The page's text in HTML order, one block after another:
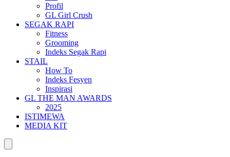
Profil
GL Girl Crush
SEGAK RAPI
Fitness
Grooming
Indeks Segak Rapi
STAIL
How To
Indeks Fesyen
Inspirasi
GL THE MAN AWARDS
2025
ISTIMEWA
MEDIA KIT